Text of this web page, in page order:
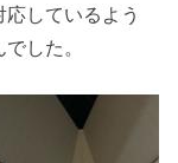
しているよう
した。